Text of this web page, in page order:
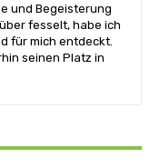
und Begeisterung
fesselt, habe ich
für mich entdeckt.
seinen Platz in